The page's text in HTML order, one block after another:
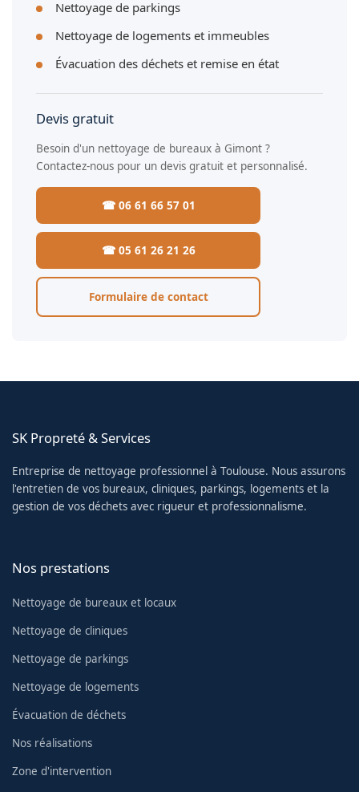
Nettoyage de parkings
Nettoyage de logements et immeubles
Évacuation des déchets et remise en état
Devis gratuit
Besoin d'un nettoyage de bureaux à Gimont ?
Contactez-nous pour un devis gratuit et personnalisé.
☎ 06 61 66 57 01
☎ 05 61 26 21 26
Formulaire de contact
SK Propreté & Services
Entreprise de nettoyage professionnel à Toulouse. Nous assurons
l'entretien de vos bureaux, cliniques, parkings, logements et la
gestion de vos déchets avec rigueur et professionnalisme.
Nos prestations
Nettoyage de bureaux et locaux
Nettoyage de cliniques
Nettoyage de parkings
Nettoyage de logements
Évacuation de déchets
Nos réalisations
Zone d'intervention